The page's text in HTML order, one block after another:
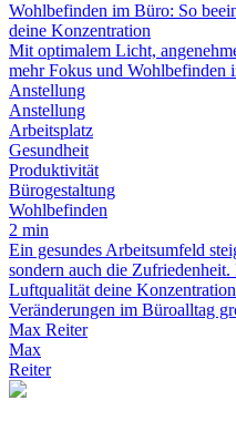
Wohlbefinden im Büro: So
deine Konzentration
Mit optimalem Licht,
mehr Fokus und Wohlbefinden
Anstellung
Anstellung
Arbeitsplatz
Gesundheit
Produktivität
Bürogestaltung
Wohlbefinden
2 min
Ein gesundes Arbeitsumfeld
sondern auch die
Luftqualität deine
Veränderungen im Büroalltag
Max Reiter
Max
Reiter